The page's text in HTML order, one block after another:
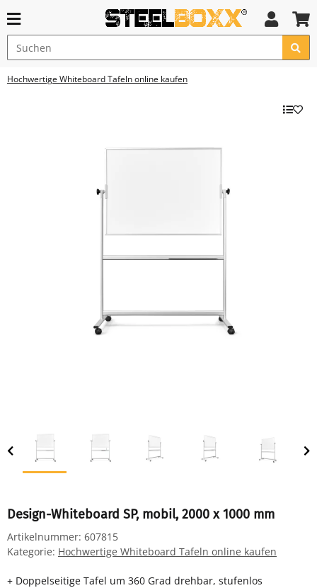
Hochwertige Whiteboard Tafeln online kaufen
Design-Whiteboard SP, mobil, 2000 x 1000 mm
Artikelnummer: 607815
Kategorie: Hochwertige Whiteboard Tafeln online kaufen
+ Doppelseitige Tafel um 360 Grad drehbar, stufenlos